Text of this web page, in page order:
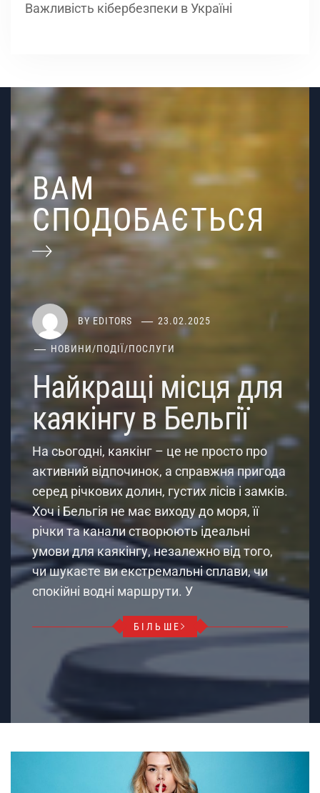
Важливість кібербезпеки в Україні
ВАМ
СПОДОБАЄТЬСЯ
BYEDITORS 23.02.2025
НОВИНИ/ПОДІЇ/ПОСЛУГИ
Найкращі місця для
каякінгу в Бельгії
На сьогодні, каякінг – це не просто про
активний відпочинок, а справжня пригода
серед річкових долин, густих лісів і замків.
Хоч і Бельгія не має виходу до моря, її
річки та канали створюють ідеальні
умови для каякінгу, незалежно від того,
чи шукаєте ви екстремальні сплави, чи
спокійні водні маршрути. У
БІЛЬШЕ